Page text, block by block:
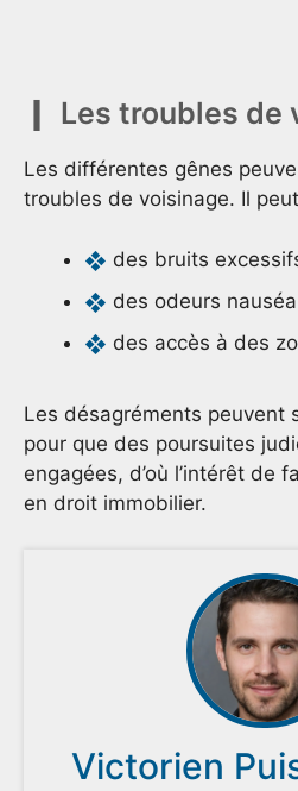
Les troubles de
Les différentes gênes
troubles de voisinage. Il peut
des bruits
des odeurs
des accès à des
Les désagréments peuvent
pour que des poursuites
engagées, d’où l’intérêt de
en droit immobilier.
Victorien